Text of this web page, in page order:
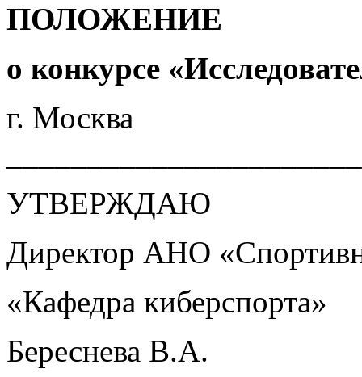
ПОЛОЖЕНИЕ
о конкурсе
г.
УТВЕРЖДАЮ
Директор АНО
«Кафедра киберспорта»
Береснева В.А.